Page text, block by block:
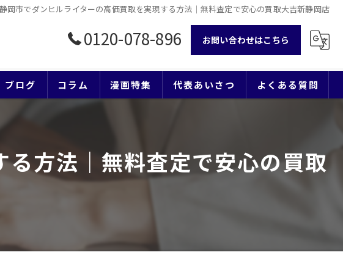
静岡市でダンヒルライターの高価買取を実現する方法｜無料査定で安心の買取大吉新静岡店
0120-078-896 お問い合わせはこちら
ブログ コラム 漫画特集 代表あいさつ よくある質問
方法｜無料査定で安心の買取